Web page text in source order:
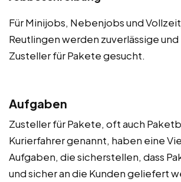
Für Minijobs, Nebenjobs und
Reutlingen werden zuverlässige
Zusteller für Pakete gesucht.
Aufgaben
Zusteller für Pakete, oft auch
Kurierfahrer genannt, haben eine
Aufgaben, die sicherstellen, dass
und sicher an die Kunden geliefert